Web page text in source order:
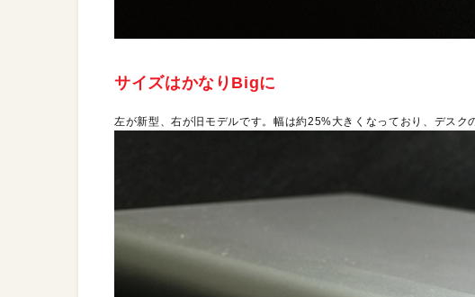
サイズはかなりBigに
左が新型、右が旧モデルです。幅は約25%大きくなっており、デスク